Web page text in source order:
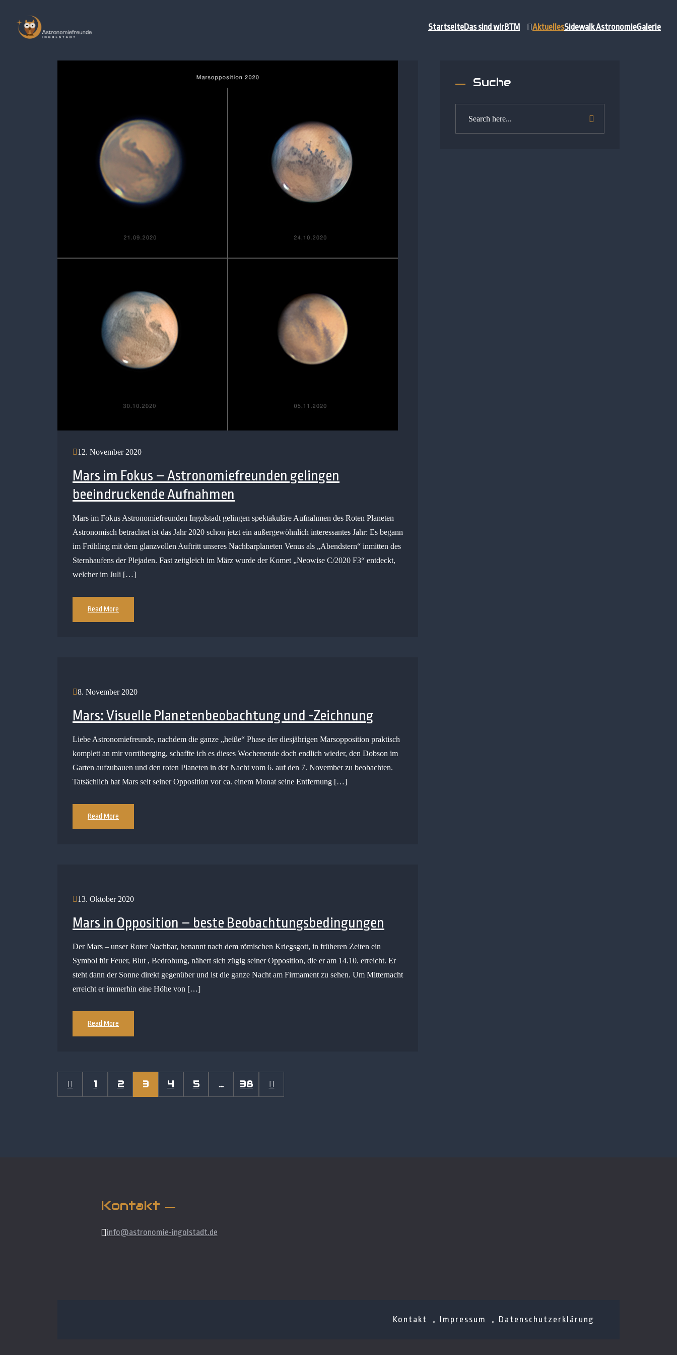
StartseiteDas sind wirBTM AktuellesSidewalk AstronomieGalerie
12. November 2020
Mars im Fokus – Astronomiefreunden gelingen
beeindruckende Aufnahmen
Mars im Fokus Astronomiefreunden Ingolstadt gelingen spektakuläre Aufnahmen des Roten Planeten
Astronomisch betrachtet ist das Jahr 2020 schon jetzt ein außergewöhnlich interessantes Jahr: Es begann
im Frühling mit dem glanzvollen Auftritt unseres Nachbarplaneten Venus als „Abendstern“ inmitten des
Sternhaufens der Plejaden. Fast zeitgleich im März wurde der Komet „Neowise C/2020 F3“ entdeckt,
welcher im Juli […]
Read More
8. November 2020
Mars: Visuelle Planetenbeobachtung und -Zeichnung
Liebe Astronomiefreunde, nachdem die ganze „heiße“ Phase der diesjährigen Marsopposition praktisch
komplett an mir vorrüberging, schaffte ich es dieses Wochenende doch endlich wieder, den Dobson im
Garten aufzubauen und den roten Planeten in der Nacht vom 6. auf den 7. November zu beobachten.
Tatsächlich hat Mars seit seiner Opposition vor ca. einem Monat seine Entfernung […]
Read More
13. Oktober 2020
Mars in Opposition – beste Beobachtungsbedingungen
Der Mars – unser Roter Nachbar, benannt nach dem römischen Kriegsgott, in früheren Zeiten ein
Symbol für Feuer, Blut , Bedrohung, nähert sich zügig seiner Opposition, die er am 14.10. erreicht. Er
steht dann der Sonne direkt gegenüber und ist die ganze Nacht am Firmament zu sehen. Um Mitternacht
erreicht er immerhin eine Höhe von […]
Read More
1 2 3 4 5 … 38
Suche
Kontakt
info@astronomie-ingolstadt.de
Kontakt Impressum Datenschutzerklärung